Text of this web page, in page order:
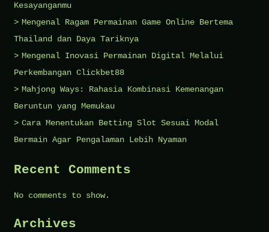
Kesayanganmu
Mengenal Ragam Permainan Game Online Bertema
Thailand dan Daya Tariknya
Mengenal Inovasi Permainan Digital Melalui
Perkembangan Clickbet88
Mahjong Ways: Rahasia Kombinasi Kemenangan
Beruntun yang Memukau
Cara Menentukan Betting Slot Sesuai Modal
Bermain Agar Pengalaman Lebih Nyaman
Recent Comments
No comments to show.
Archives